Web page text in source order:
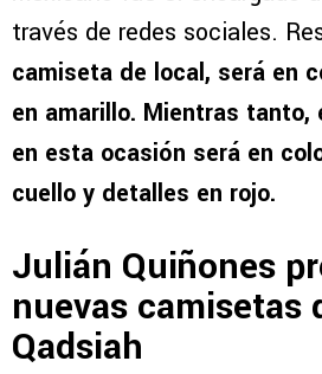
través de redes sociales.
camiseta de local, será en
en amarillo. Mientras
en esta ocasión será en
cuello y detalles en rojo.
Julián Quiñones
nuevas camisetas
Qadsiah